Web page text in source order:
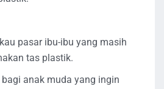
pasar ibu-ibu yang masih
tas plastik.
anak muda yang ingin